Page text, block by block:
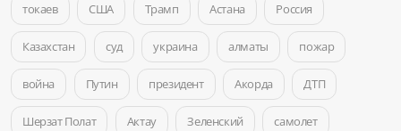
токаев США Трамп Астана Россия
Казахстан суд украина алматы пожар
война Путин президент Акорда ДТП
Шерзат Полат Актау Зеленский самолет